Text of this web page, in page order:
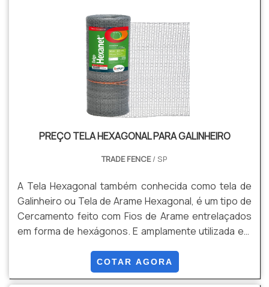
extremamente durável e apto a diversos locais, tudo
depende de qual será a matéria-.
PREÇO TELA HEXAGONAL PARA GALINHEIRO
TRADE FENCE/ SP
A Tela Hexagonal também conhecida como tela de
Galinheiro ou Tela de Arame Hexagonal, é um tipo de
Cercamento feito com Fios de Arame entrelaçados
em forma de hexágonos. E amplamente utilizada em
áreas, devido a sua flexibilidade. Solução versátil e
econômica para uma ampla variedade de aplicações
COTAR AGORA